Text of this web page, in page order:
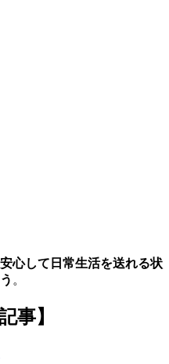
心して日常生活を送れる状
。
事】